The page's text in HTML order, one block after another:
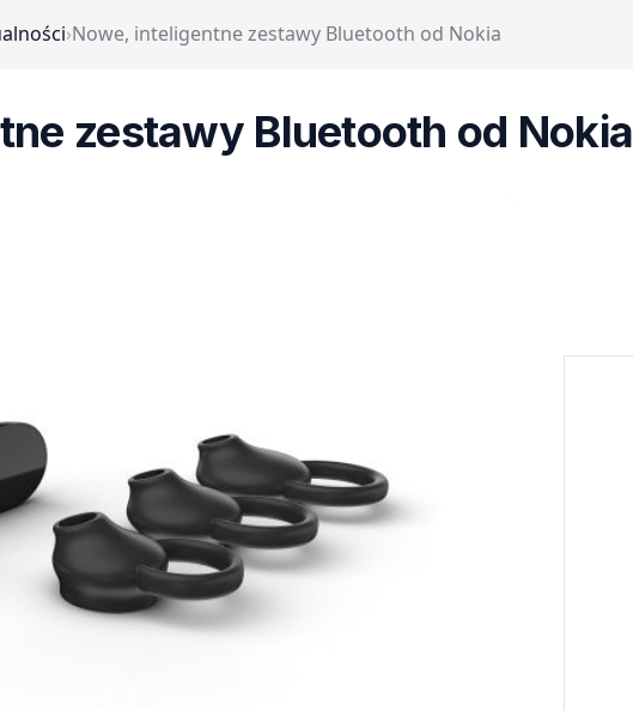
›Nowe, inteligentne zestawy Bluetooth od Nokia
zestawy Bluetooth od Nokia